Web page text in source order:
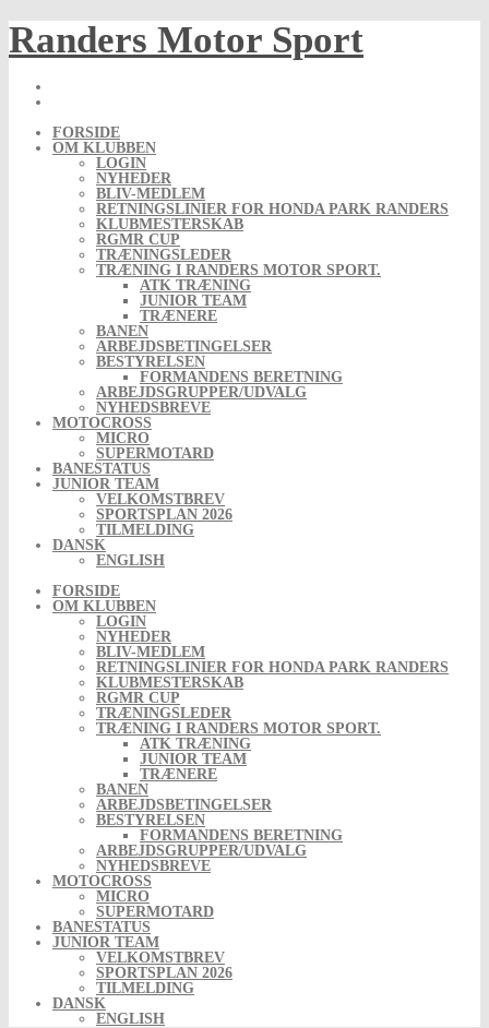
Skip
to
content
Randers Motor Sport
FORSIDE
OM KLUBBEN
LOGIN
NYHEDER
BLIV-MEDLEM
RETNINGSLINIER FOR HONDA PARK RANDERS
KLUBMESTERSKAB
RGMR CUP
TRÆNINGSLEDER
TRÆNING I RANDERS MOTOR SPORT.
ATK TRÆNING
JUNIOR TEAM
TRÆNERE
BANEN
ARBEJDSBETINGELSER
BESTYRELSEN
FORMANDENS BERETNING
ARBEJDSGRUPPER/UDVALG
NYHEDSBREVE
MOTOCROSS
MICRO
SUPERMOTARD
BANESTATUS
JUNIOR TEAM
VELKOMSTBREV
SPORTSPLAN 2026
TILMELDING
DANSK
ENGLISH
FORSIDE
OM KLUBBEN
LOGIN
NYHEDER
BLIV-MEDLEM
RETNINGSLINIER FOR HONDA PARK RANDERS
KLUBMESTERSKAB
RGMR CUP
TRÆNINGSLEDER
TRÆNING I RANDERS MOTOR SPORT.
ATK TRÆNING
JUNIOR TEAM
TRÆNERE
BANEN
ARBEJDSBETINGELSER
BESTYRELSEN
FORMANDENS BERETNING
ARBEJDSGRUPPER/UDVALG
NYHEDSBREVE
MOTOCROSS
MICRO
SUPERMOTARD
BANESTATUS
JUNIOR TEAM
VELKOMSTBREV
SPORTSPLAN 2026
TILMELDING
DANSK
ENGLISH